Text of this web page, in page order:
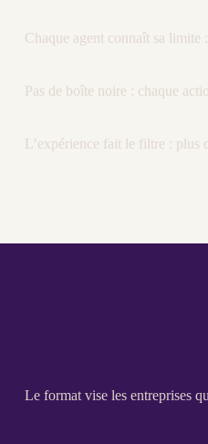
Chaque agent connaît sa limite
Pas de boîte noire : chaque
L’expérience fait le filtre : plus
Le format vise les entreprises